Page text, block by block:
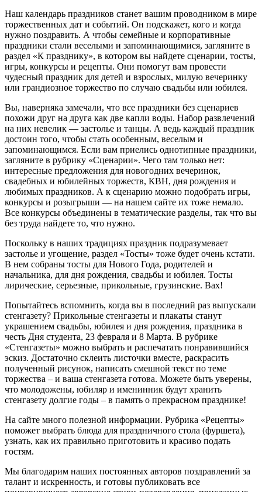
Наш календарь праздников станет вашим проводником в мире
торжественных дат и событий. Он подскажет, кого и когда
нужно поздравить. А чтобы семейные и корпоративные
праздники стали веселыми и запоминающимися, загляните в
раздел «К празднику», в котором вы найдете сценарии, тосты,
игры, конкурсы и рецепты. Они помогут вам провести
чудесный праздник для детей и взрослых, милую вечеринку
или грандиозное торжество по случаю свадьбы или юбилея.
Вы, наверняка замечали, что все праздники без сценариев
похожи друг на друга как две капли воды. Набор развлечений
на них невелик — застолье и танцы. А ведь каждый праздник
достоин того, чтобы стать особенным, веселым и
запоминающимся. Если вам приелись однотипные праздники,
загляните в рубрику «Сценарии». Чего там только нет:
интересные предложения для новогодних вечеринок,
свадебных и юбилейных торжеств, КВН, дня рождения и
любимых праздников. А к сценарию можно подобрать игры,
конкурсы и розыгрыши — на нашем сайте их тоже немало.
Все конкурсы объединены в тематические разделы, так что вы
без труда найдете то, что нужно.
Поскольку в наших традициях праздник подразумевает
застолье и угощение, раздел «Тосты» тоже будет очень кстати.
В нем собраны тосты для Нового Года, родителей и
начальника, для дня рождения, свадьбы и юбилея. Тосты
лирические, серьезные, прикольные, грузинские. Вах!
Попытайтесь вспомнить, когда вы в последний раз выпускали
стенгазету? Прикольные стенгазеты и плакаты станут
украшением свадьбы, юбилея и дня рождения, праздника в
честь Дня студента, 23 февраля и 8 Марта. В рубрике
«Стенгазеты» можно выбрать и распечатать понравившийся
эскиз. Достаточно склеить листочки вместе, раскрасить
полученный рисунок, написать смешной текст по теме
торжества – и ваша стенгазета готова. Можете быть уверены,
что молодожены, юбиляр и именинник будут хранить
стенгазету долгие годы – в память о прекрасном празднике!
На сайте много полезной информации. Рубрика «Рецепты»
поможет выбрать блюда для праздничного стола (фуршета),
узнать, как их правильно приготовить и красиво подать
гостям.
Мы благодарим наших постоянных авторов поздравлений за
талант и искренность, и готовы публиковать все